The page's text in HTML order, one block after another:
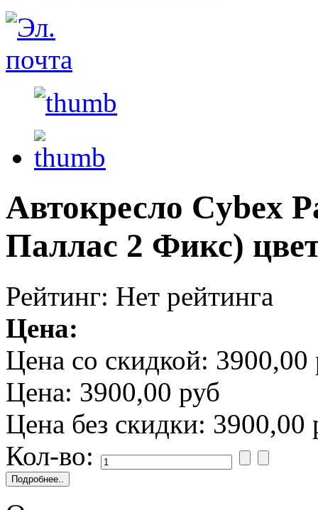
Автокресло Cybex
Паллас 2 Фикс)
Рейтинг: Нет рейтинга
Цена:
Цена со скидкой: 3900,00
Цена: 3900,00 руб
Цена без скидки: 3900,00
Кол-во: